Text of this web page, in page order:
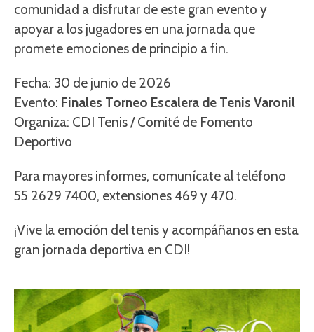
comunidad a disfrutar de este gran evento y
apoyar a los jugadores en una jornada que
promete emociones de principio a fin.
Fecha: 30 de junio de 2026
Evento: Finales Torneo Escalera de Tenis Varonil
Organiza: CDI Tenis / Comité de Fomento
Deportivo
Para mayores informes, comunícate al teléfono
55 2629 7400, extensiones 469 y 470.
¡Vive la emoción del tenis y acompáñanos en esta
gran jornada deportiva en CDI!